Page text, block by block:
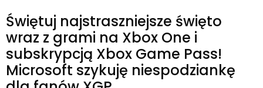
Świętuj najstraszniejsze święto
wraz z grami na Xbox One i
subskrypcją Xbox Game Pass!
Microsoft szykuję niespodziankę